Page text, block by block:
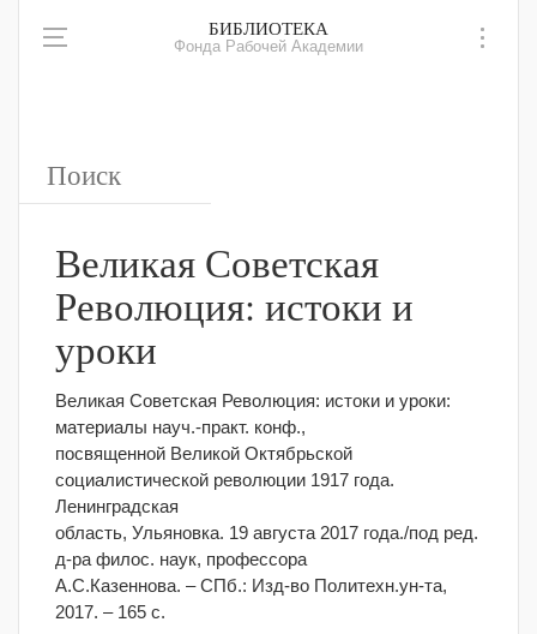
БИБЛИОТЕКА
Фонда Рабочей Академии
Великая Советская
Революция: истоки и
уроки
Великая Советская Революция: истоки и уроки:
материалы науч.-практ. конф.,
посвященной Великой Октябрьской
социалистической революции 1917 года.
Ленинградская
область, Ульяновка. 19 августа 2017 года./под ред.
д-ра филос. наук, профессора
А.С.Казеннова. – СПб.: Изд-во Политехн.ун-та,
2017. – 165 с.